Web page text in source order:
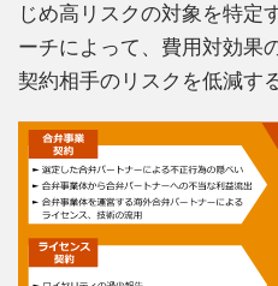
じめ高リスクの対象を特定
ーチによって、費用対効果
契約相手のリスクを低減す